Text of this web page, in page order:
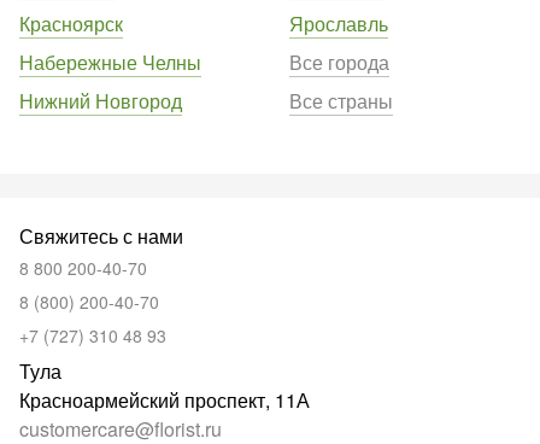
Красноярск
Набережные Челны
Нижний Новгород
Ярославль
Все города
Все страны
Свяжитесь с нами
8 800 200-40-70
8 (800) 200-40-70
+7 (727) 310 48 93
Тула
Красноармейский проспект, 11А
customercare@florist.ru